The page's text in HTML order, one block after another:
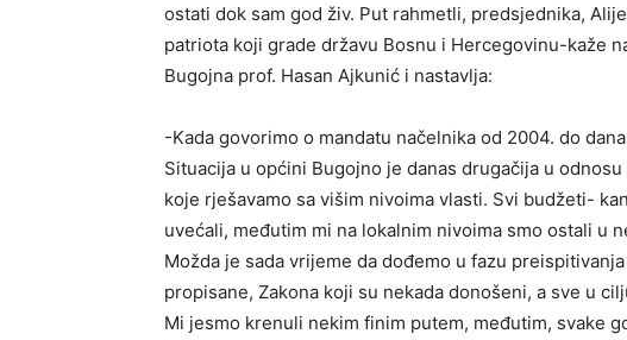
ostati dok sam god živ. Put rahmetli, predsjednika,
patriota koji grade državu Bosnu i Hercegovinu-kaže
Bugojna prof. Hasan Ajkunić i nastavlja:
-Kada govorimo o mandatu načelnika od 2004. do
Situacija u općini Bugojno je danas drugačija u
koje rješavamo sa višim nivoima vlasti. Svi budžeti-
uvećali, međutim mi na lokalnim nivoima smo ostali u
Možda je sada vrijeme da dođemo u fazu
propisane, Zakona koji su nekada donošeni, a sve u
Mi jesmo krenuli nekim finim putem, međutim, svake